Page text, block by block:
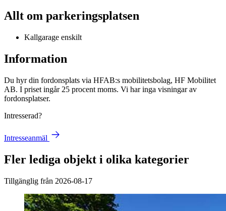
Allt om parkeringsplatsen
Kallgarage enskilt
Information
Du hyr din fordonsplats via HFAB:s mobilitetsbolag, HF Mobilitet
AB. I priset ingår 25 procent moms. Vi har inga visningar av
fordonsplatser.
Intresserad?
Intresseanmäl
Fler lediga objekt i olika kategorier
Tillgänglig från 2026-08-17